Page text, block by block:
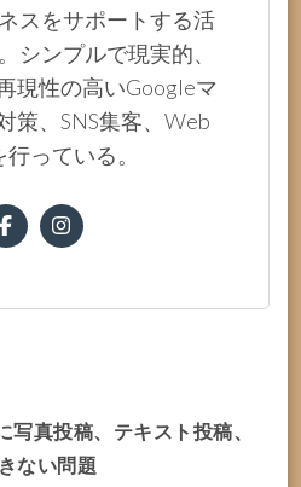
スをサポートする活
シンプルで現実的、
現性の高いGoogleマ
策、SNS集客、Web
っている。
真投稿、テキスト投稿、
ない問題